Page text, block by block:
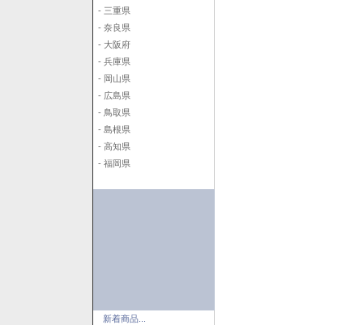
- 三重県
- 奈良県
- 大阪府
- 兵庫県
- 岡山県
- 広島県
- 鳥取県
- 島根県
- 高知県
- 福岡県
新着商品...